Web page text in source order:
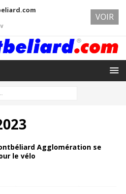
Agglomération se
le vélo
VOIR